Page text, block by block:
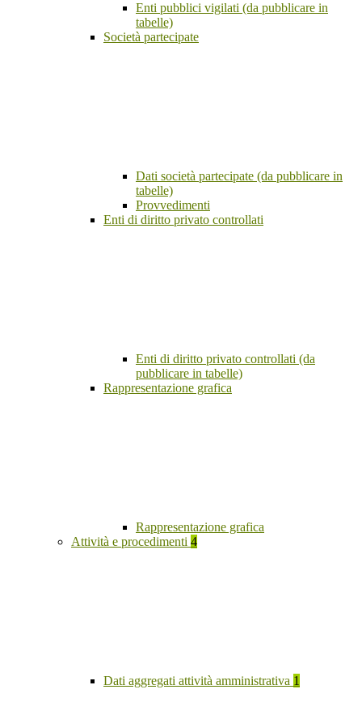
Enti pubblici vigilati (da pubblicare in
tabelle)
Società partecipate
Dati società partecipate (da pubblicare in
tabelle)
Provvedimenti
Enti di diritto privato controllati
Enti di diritto privato controllati (da
pubblicare in tabelle)
Rappresentazione grafica
Rappresentazione grafica
Attività e procedimenti 4
Dati aggregati attività amministrativa 1